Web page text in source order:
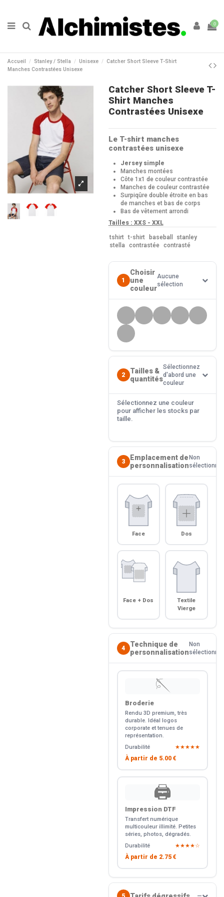
0
Accueil Stanley / Stella Unisexe
Catcher Short Sleeve T-Shirt
Manches Contrastées Unisexe
Catcher Short Sleeve T-
Shirt Manches
Contrastées Unisexe
Le T-shirt manches
contrastées unisexe
Jersey simple
Manches montées
Côte 1x1 de couleur contrastée
Manches de couleur contrastée
Surpiqûre double étroite en bas
de manches et bas de corps
Bas de vêtement arrondi
Tailles : XXS - XXL
tshirt t-shirt baseball
stanley
stella contrastée contrasté
1
Choisir
une
couleur
Aucune
sélection
2
Tailles &
quantités
Sélectionnez
d'abord une
couleur
Sélectionnez une couleur
pour afficher les stocks par
taille.
3
Emplacement de
personnalisation
Non
sélectionné
Face Dos
Face + Dos
Textile
Vierge
4
Technique de
personnalisation
Non
sélectionné
🪡
Broderie
Rendu 3D premium, très
durable. Idéal logos
corporate et tenues de
représentation.
Durabilité
★★★★★
À partir de 5.00 €
🖨️
Impression DTF
Transfert numérique
multicouleur illimité. Petites
séries, photos, dégradés.
Durabilité
★★★★☆
À partir de 2.75 €